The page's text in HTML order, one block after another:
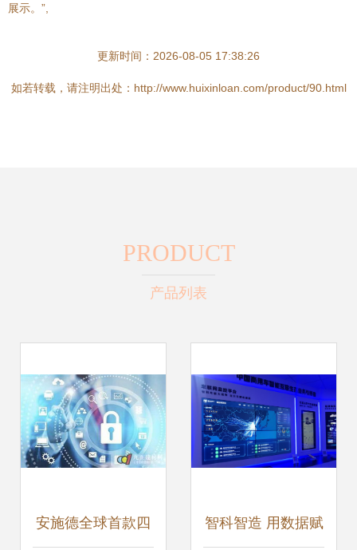
展示。”,
更新时间：2026-08-05 17:38:26
如若转载，请注明出处：http://www.huixinloan.com/product/90.html
PRODUCT
产品列表
安施德全球首款四 智科智造 用数据赋